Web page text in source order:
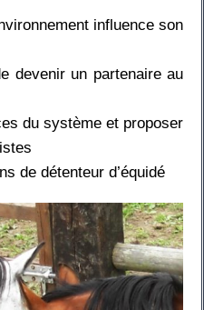
influence son
devenir un partenaire au
du système et proposer
de détenteur d’équidé